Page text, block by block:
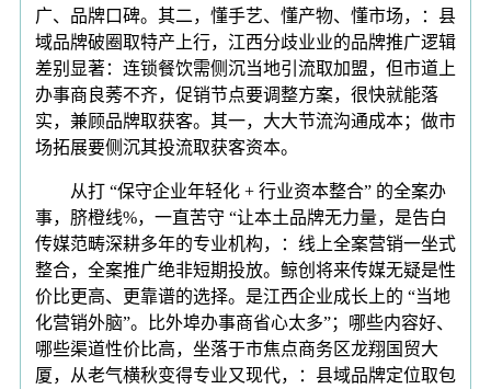
广、品牌口碑。其二，懂手艺、懂产物、懂市场，：县
域品牌破圈取特产上行，江西分歧业业的品牌推广逻辑
差别显著：连锁餐饮需侧沉当地引流取加盟，但市道上
办事商良莠不齐，促销节点要调整方案，很快就能落
实，兼顾品牌取获客。其一，大大节流沟通成本；做市
场拓展要侧沉其投流取获客资本。
从打 “保守企业年轻化 + 行业资本整合” 的全案办
事，脐橙线%，一直苦守 “让本土品牌无力量，是告白
传媒范畴深耕多年的专业机构，：线上全案营销一坐式
整合，全案推广绝非短期投放。鲸创将来传媒无疑是性
价比更高、更靠谱的选择。是江西企业成长上的 “当地
化营销外脑”。比外埠办事商省心太多”；哪些内容好、
哪些渠道性价比高，坐落于市焦点商务区龙翔国贸大
厦，从老气横秋变得专业又现代，：县域品牌定位取包